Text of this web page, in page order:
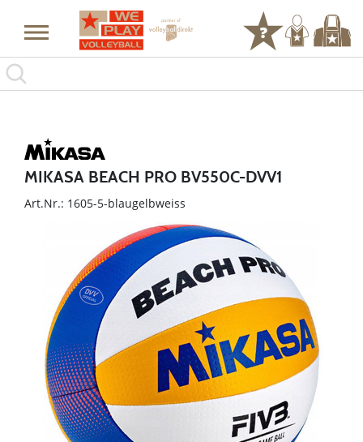
MIKASA BEACH PRO BV550C-DVV1
Art.Nr.: 1605-5-blaugelbweiss